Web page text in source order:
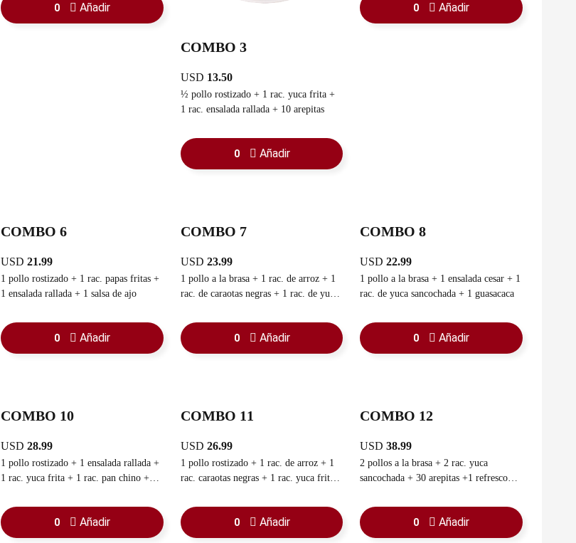
0 Añadir
COMBO 3
USD 13.50
½ pollo rostizado + 1 rac. yuca frita +
1 rac. ensalada rallada + 10 arepitas
0 Añadir
0 Añadir
COMBO 6
USD21.99
1 pollo rostizado + 1 rac. papas fritas +
1 ensalada rallada + 1 salsa de ajo
0 Añadir
COMBO 7
USD 23.99
1 pollo a la brasa + 1 rac. de arroz + 1
rac. de caraotas negras + 1 rac. de yuca
0 Añadir
COMBO 8
USD22.99
1 pollo a la brasa + 1 ensalada cesar + 1
rac. de yuca sancochada + 1 guasacaca
0 Añadir
COMBO 10
USD28.99
1 pollo rostizado + 1 ensalada rallada +
1 rac. yuca frita + 1 rac. pan chino + 1
familiar
0 Añadir
COMBO 11
USD 26.99
1 pollo rostizado + 1 rac. de arroz + 1
rac. caraotas negras + 1 rac. yuca frita
0 Añadir
COMBO 12
USD38.99
2 pollos a la brasa + 2 rac. yuca
sancochada + 30 arepitas +1 refresco
0 Añadir